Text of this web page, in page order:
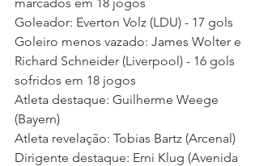
Goleador: Everton Volz (LDU) - 17 gols
Goleiro menos vazado: James Wolter e
Richard Schneider (Liverpool) - 16 gols
sofridos em 18 jogos
Atleta destaque: Guilherme Weege
(Bayern)
Atleta revelação: Tobias Bartz (Arcenal)
Dirigente destaque: Erni Klug (Avenida